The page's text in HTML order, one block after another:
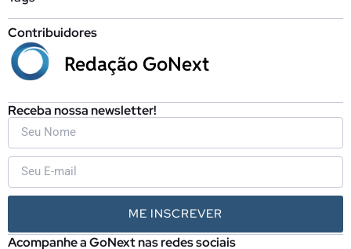
Contribuidores
Redação GoNext
Receba nossa newsletter!
ME INSCREVER
Acompanhe a GoNext nas redes sociais